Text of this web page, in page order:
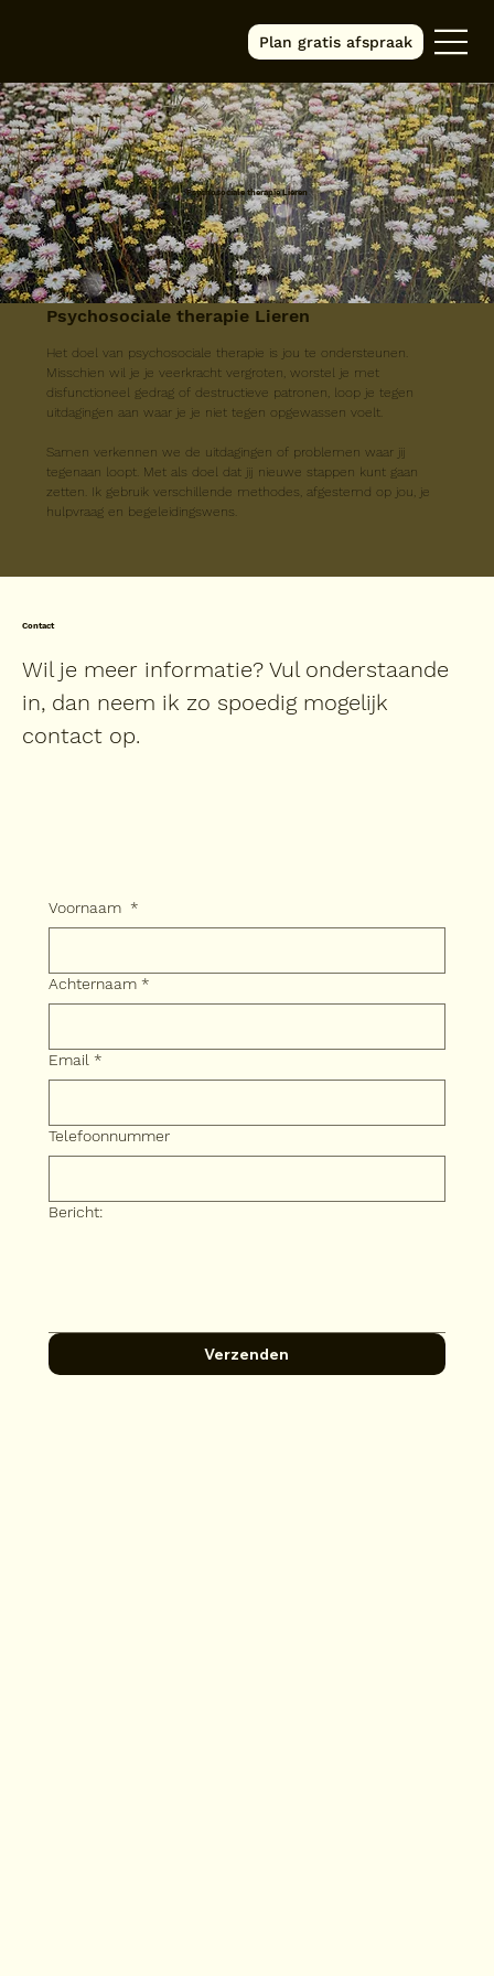
Plan gratis afspraak
Psychosociale therapie Lieren
Psychosociale therapie Lieren
Het doel van psychosociale therapie is jou te ondersteunen.
Misschien wil je je veerkracht vergroten, worstel je met
disfunctioneel gedrag of destructieve patronen, loop je tegen
uitdagingen aan waar je je niet tegen opgewassen voelt.
Samen verkennen we de uitdagingen of problemen waar jij
tegenaan loopt. Met als doel dat jij nieuwe stappen kunt gaan
zetten. Ik gebruik verschillende methodes, afgestemd op jou, je
hulpvraag en begeleidingswens.
Contact
Wil je meer informatie? Vul onderstaande
in, dan neem ik zo spoedig mogelijk
contact op.
Voornaam *
Achternaam *
Email *
Telefoonnummer
Bericht:
Verzenden